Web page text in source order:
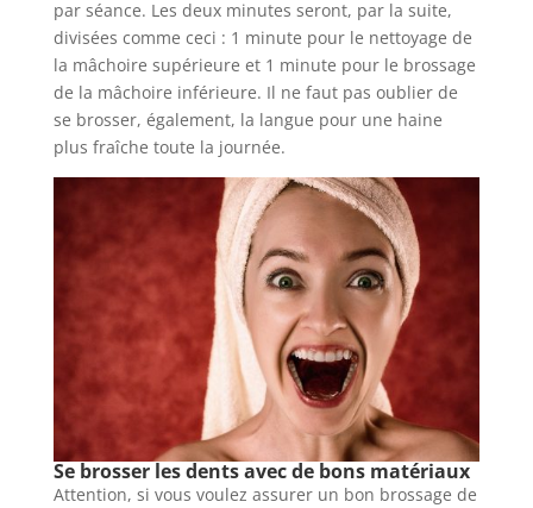
par séance. Les deux minutes seront, par la suite,
divisées comme ceci : 1 minute pour le nettoyage de
la mâchoire supérieure et 1 minute pour le brossage
de la mâchoire inférieure. Il ne faut pas oublier de
se brosser, également, la langue pour une haine
plus fraîche toute la journée.
Se brosser les dents avec de bons matériaux
Attention, si vous voulez assurer un bon brossage de